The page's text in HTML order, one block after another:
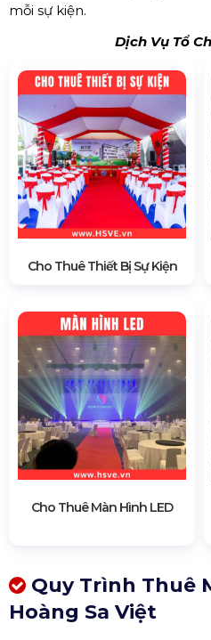
mỗi sự kiện.
Dịch Vụ Tổ
Cho Thuê Thiết Bị Sự Kiện
Cho Thuê Màn Hình LED
Quy Trình Thuê
Hoàng Sa Việt